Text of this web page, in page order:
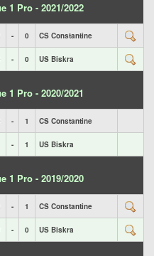
1 Pro - 2021/2022
- 0 CS Constantine
- 0 US Biskra
1 Pro - 2020/2021
- 1 CS Constantine
- 1 US Biskra
1 Pro - 2019/2020
- 1 CS Constantine
- 0 US Biskra